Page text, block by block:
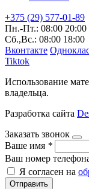
+375 (29) 577-01-89
Пн.-Пт.: 08:00 20:00
Сб.,Вс.: 08:00 18:00
Вконтакте
Tiktok
Использование
владельца.
Разработка сайта
Заказать звонок
Ваше имя *
Ваш номер
Я согласен на
Отправить